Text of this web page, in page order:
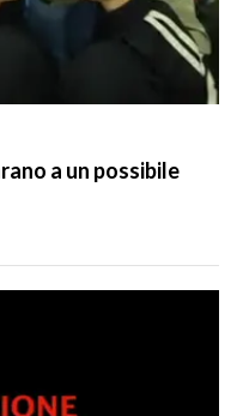
a un possibile